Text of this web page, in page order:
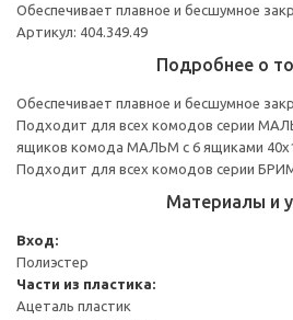
Обеспечивает плавное и бесшумное
Артикул: 404.349.49
Подробнее о
Обеспечивает плавное и бесшумное
Подходит для всех комодов серии
ящиков комода МАЛЬМ с 6 ящиками
Подходит для всех комодов серии
Материалы и
Вход:
Полиэстер
Части из пластика:
Ацеталь пластик